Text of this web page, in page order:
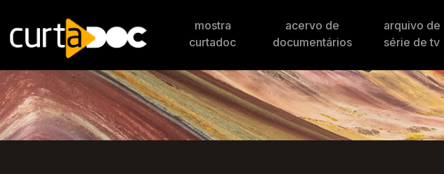
mostra
curtadoc
acervo de
documentários
arquivo de
série de tv